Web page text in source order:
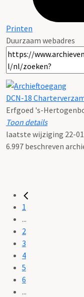
Printen
Duurzaam webadres
DCN-18
Erfgoed 's-
Toon details
Titel:
Charterverzameling
laatste wijziging 22-
6.997 beschreven
1
...
2
3
4
5
6
...